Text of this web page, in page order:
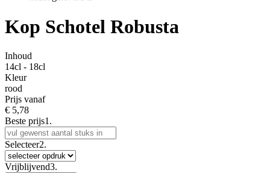
Kop Schotel Robusta
Inhoud
14cl - 18cl
Kleur
rood
Prijs vanaf
€ 5,78
Beste prijs1.
Selecteer2.
Vrijblijvend3.